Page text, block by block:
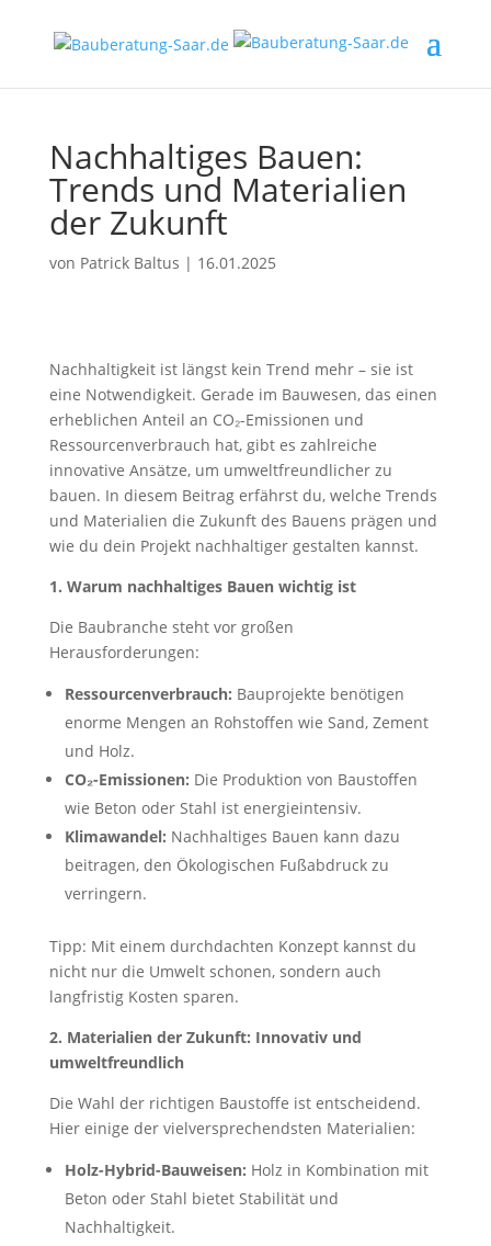
Nachhaltiges Bauen:
Trends und Materialien
der Zukunft
von Patrick Baltus | 16.01.2025
Nachhaltigkeit ist längst kein Trend mehr – sie ist
eine Notwendigkeit. Gerade im Bauwesen, das einen
erheblichen Anteil an CO₂-Emissionen und
Ressourcenverbrauch hat, gibt es zahlreiche
innovative Ansätze, um umweltfreundlicher zu
bauen. In diesem Beitrag erfährst du, welche Trends
und Materialien die Zukunft des Bauens prägen und
wie du dein Projekt nachhaltiger gestalten kannst.
1. Warum nachhaltiges Bauen wichtig ist
Die Baubranche steht vor großen
Herausforderungen:
Ressourcenverbrauch: Bauprojekte benötigen
enorme Mengen an Rohstoffen wie Sand, Zement
und Holz.
CO₂-Emissionen: Die Produktion von Baustoffen
wie Beton oder Stahl ist energieintensiv.
Klimawandel: Nachhaltiges Bauen kann dazu
beitragen, den Ökologischen Fußabdruck zu
verringern.
Tipp: Mit einem durchdachten Konzept kannst du
nicht nur die Umwelt schonen, sondern auch
langfristig Kosten sparen.
2. Materialien der Zukunft: Innovativ und
umweltfreundlich
Die Wahl der richtigen Baustoffe ist entscheidend.
Hier einige der vielversprechendsten Materialien:
Holz-Hybrid-Bauweisen: Holz in Kombination mit
Beton oder Stahl bietet Stabilität und
Nachhaltigkeit.